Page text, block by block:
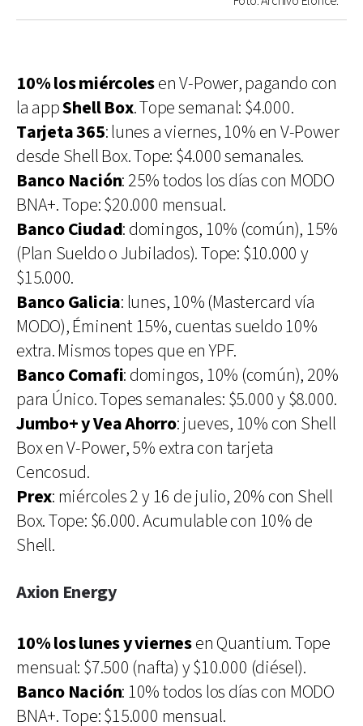
10% los miércolesen V-Power, pagando con
la appShell Box. Tope semanal: $4.000.
Tarjeta 365: lunes a viernes, 10% en V-Power
desde Shell Box. Tope: $4.000 semanales.
Banco Nación: 25% todos los días con MODO
BNA+. Tope: $20.000 mensual.
Banco Ciudad: domingos, 10% (común), 15%
(Plan Sueldo o Jubilados). Tope: $10.000 y
$15.000.
Banco Galicia: lunes, 10% (Mastercard vía
MODO), Éminent 15%, cuentas sueldo 10%
extra. Mismos topes que en YPF.
Banco Comafi: domingos, 10% (común), 20%
para Único. Topes semanales: $5.000 y $8.000.
Jumbo+ y Vea Ahorro: jueves, 10% con Shell
Box en V-Power, 5% extra con tarjeta
Cencosud.
Prex: miércoles 2 y 16 de julio, 20% con Shell
Box. Tope: $6.000. Acumulable con 10% de
Shell.
Axion Energy
10% los lunes y viernesen Quantium. Tope
mensual: $7.500 (nafta) y $10.000 (diésel).
Banco Nación: 10% todos los días con MODO
BNA+. Tope: $15.000 mensual.